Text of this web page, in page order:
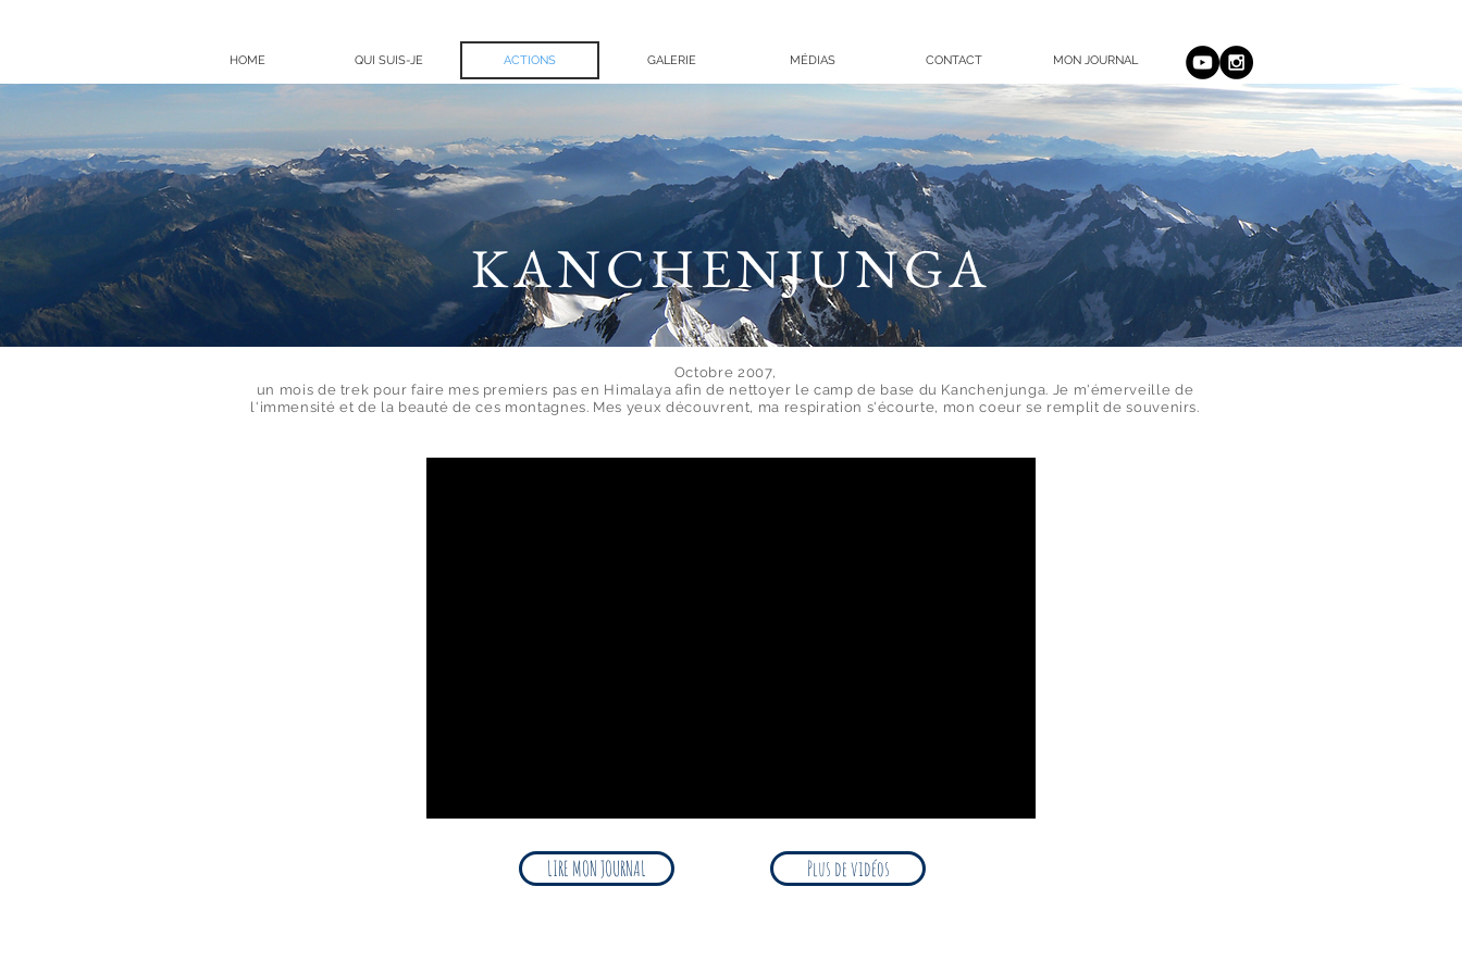
HOME QUI SUIS-JE ACTIONS GALERIE MÉDIAS CONTACT MON JOURNAL
KANCHENJUNGA
Octobre 2007,
un mois de trek pour faire mes premiers pas en Himalaya afin de nettoyer le camp de base du Kanchenjunga. Je m'émerveille de
l'immensité et de la beauté de ces montagnes. Mes yeux découvrent, ma respiration s'écourte, mon coeur se remplit de souvenirs.
LIRE MON JOURNAL Plus de vidéos